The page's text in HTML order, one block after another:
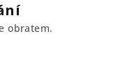
obratem.